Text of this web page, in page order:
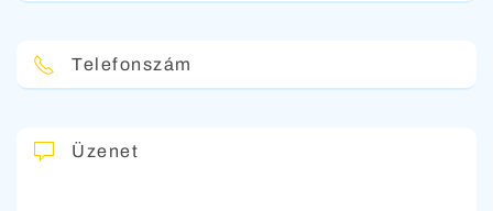
Telefonszám
Üzenet